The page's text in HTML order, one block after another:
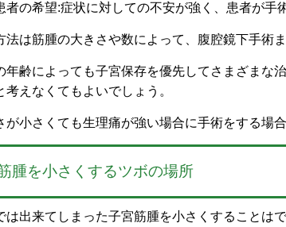
者の希望:症状に対しての不安が強く、患者が手
法は筋腫の大きさや数によって、腹腔鏡下手術
年齢によっても子宮保存を優先してさまざまな
考えなくてもよいでしょう。
が小さくても生理痛が強い場合に手術をする場合
腫を小さくするツボの場所
は出来てしまった子宮筋腫を小さくすることは